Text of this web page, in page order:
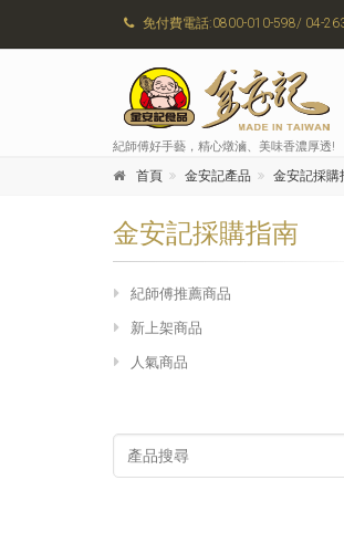
免付費電話:0800-010-598/ 04-
紀師傅好手藝，精心燉滷、美味香濃厚透!
首頁 金安記產品 金安記採購
金安記採購指南
紀師傅推薦商品
新上架商品
人氣商品